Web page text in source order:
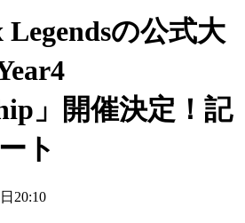
の公式大
」開催決定！記
ト
20:10